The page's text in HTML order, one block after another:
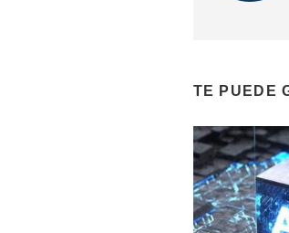
TE PUEDE